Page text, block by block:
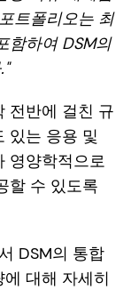
트폴리오는 최
함하여 DSM의
전반에 걸친 규
있는 응용 및
영양학적으로
할 수 있도록
DSM의 통합
대해 자세히